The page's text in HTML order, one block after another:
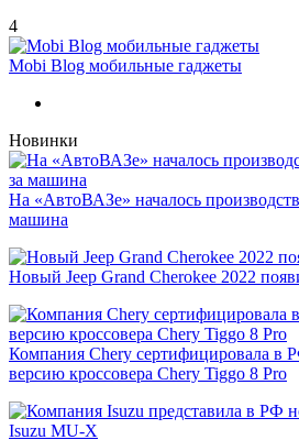
4
Mobi Blog мобильные гаджеты
Новинки
На «АвтоВАЗе» началось
машина
Новый Jeep Grand Cherokee 2022
Компания Chery сертифицировала в
версию кроссовера Chery Tiggo 8 Pro